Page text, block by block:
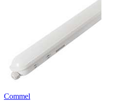
Commel